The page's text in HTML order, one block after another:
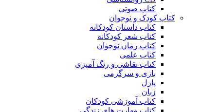
کتاب صوتی
کتاب کودک و نوجوان
کتاب داستان کودکانه
کتاب شعر کودکانه
کتاب رمان نوجوان
کتاب علمی
کتاب نقاشی و رنگ آمیزی
بازی و سرگرمی
پازل
زبان
کتاب آموزشی کودکان
کتاب مهارت های زندگی